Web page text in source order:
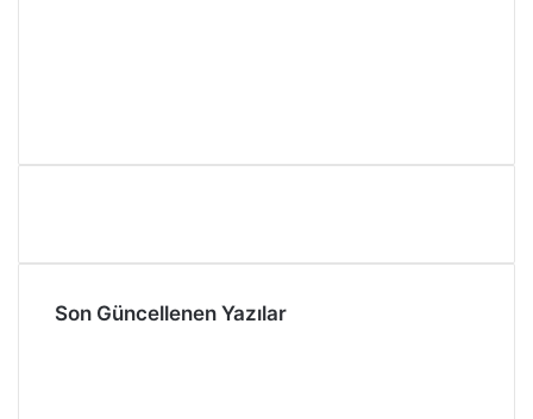
Son Güncellenen Yazılar